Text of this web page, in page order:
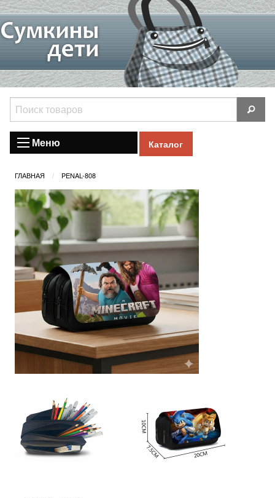
Меню Каталог
ГЛАВНАЯ PENAL-808